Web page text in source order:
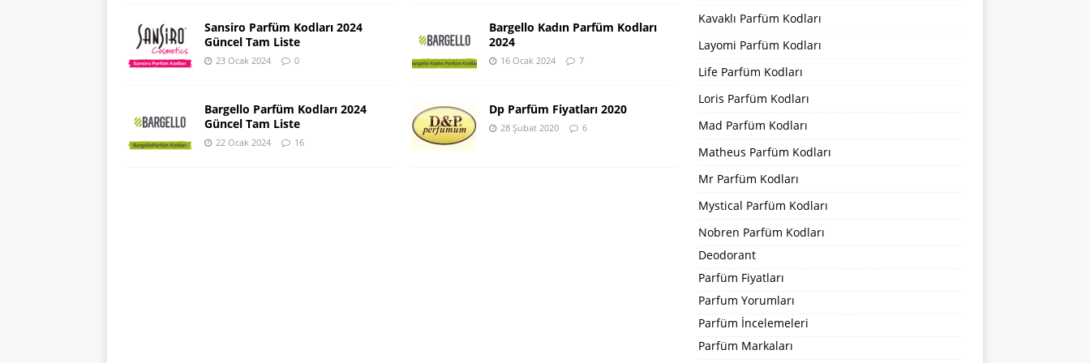
Sansiro Parfüm Kodları 2024
Güncel Tam Liste
23 Ocak 2024 0
Bargello Parfüm Kodları 2024
Güncel Tam Liste
22 Ocak 2024 16
Bargello Kadın Parfüm Kodları
2024
16 Ocak 2024 7
Dp Parfüm Fiyatları 2020
28 Şubat 2020 6
Kavaklı Parfüm Kodları
Layomi Parfüm Kodları
Life Parfüm Kodları
Loris Parfüm Kodları
Mad Parfüm Kodları
Matheus Parfüm Kodları
Mr Parfüm Kodları
Mystical Parfüm Kodları
Nobren Parfüm Kodları
Deodorant
Parfüm Fiyatları
Parfum Yorumları
Parfüm İncelemeleri
Parfüm Markaları